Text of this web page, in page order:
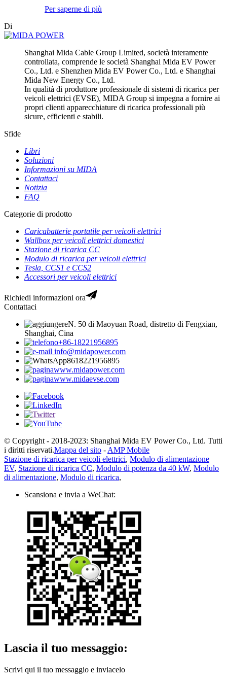
Per saperne di più
Di
Shanghai Mida Cable Group Limited, società interamente
controllata, comprende le società Shanghai Mida EV Power
Co., Ltd. e Shenzhen Mida EV Power Co., Ltd. e Shanghai
Mida New Energy Co., Ltd.
In qualità di produttore professionale di sistemi di ricarica per
veicoli elettrici (EVSE), MIDA Group si impegna a fornire ai
propri clienti apparecchiature di ricarica professionali più
sicure, efficienti e stabili.
Sfide
Libri
Soluzioni
Informazioni su MIDA
Contattaci
Notizia
FAQ
Categorie di prodotto
Caricabatterie portatile per veicoli elettrici
Wallbox per veicoli elettrici domestici
Stazione di ricarica CC
Modulo di ricarica per veicoli elettrici
Tesla, CCS1 e CCS2
Accessori per veicoli elettrici
Richiedi informazioni ora
Contattaci
N. 50 di Maoyuan Road, distretto di Fengxian,
Shanghai, Cina
+86-18221956895
info@midapower.com
8618221956895
www.midapower.com
www.midaevse.com
© Copyright - 2018-2023: Shanghai Mida EV Power Co., Ltd. Tutti
i diritti riservati.Mappa del sito - AMP Mobile
Stazione di ricarica per veicoli elettrici, Modulo di alimentazione
EV, Stazione di ricarica CC, Modulo di potenza da 40 kW, Modulo
di alimentazione, Modulo di ricarica,
Scansiona e invia a WeChat:
Lascia il tuo messaggio:
Scrivi qui il tuo messaggio e inviacelo